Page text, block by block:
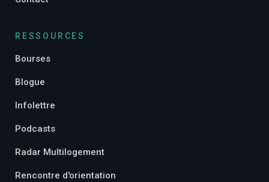
RESSOURCES
Bourses
Blogue
Infolettre
Podcasts
Radar Multilogement
Rencontre d'orientation